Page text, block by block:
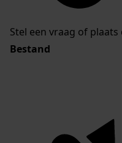
Stel een vraag of
Bestand